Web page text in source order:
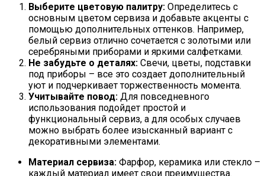
Выберите цветовую палитру: Определитесь с
основным цветом сервиза и добавьте акценты с
помощью дополнительных оттенков. Например,
белый сервиз отлично сочетается с золотыми или
серебряными приборами и яркими салфетками.
Не забудьте о деталях: Свечи, цветы, подставки
под приборы – все это создает дополнительный
уют и подчеркивает торжественность момента.
Учитывайте повод: Для повседневного
использования подойдет простой и
функциональный сервиз, а для особых случаев
можно выбрать более изысканный вариант с
декоративными элементами.
Материал сервиза: Фарфор, керамика или стекло –
каждый материал имеет свои преимущества.